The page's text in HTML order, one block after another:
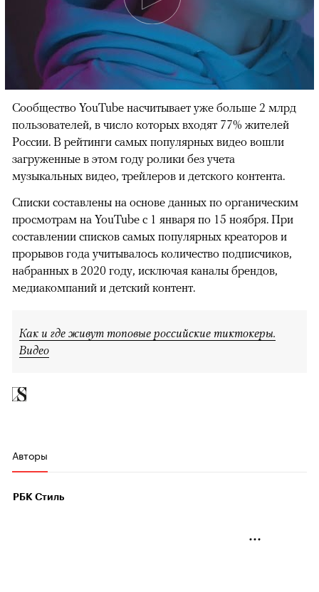
Сообщество YouTube насчитывает уже больше 2 млрд
пользователей, в число которых входят 77% жителей
России. В рейтинги самых популярных видео вошли
загруженные в этом году ролики без учета
музыкальных видео, трейлеров и детского контента.
Списки составлены на основе данных по органическим
просмотрам на YouTube с 1 января по 15 ноября. При
составлении списков самых популярных креаторов и
прорывов года учитывалось количество подписчиков,
набранных в 2020 году, исключая каналы брендов,
медиакомпаний и детский контент.
Как и где живут топовые российские тиктокеры.
Видео
Авторы
РБК Стиль